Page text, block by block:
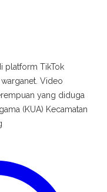
platform TikTok
Video
yang diduga
(KUA) Kecamatan